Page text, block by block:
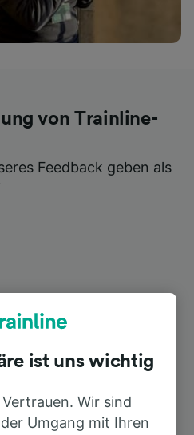
von Trainline-
Feedback geben als
ist uns wichtig
Wir sind
Umgang mit Ihren